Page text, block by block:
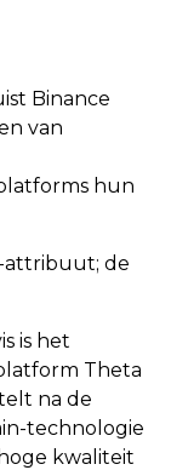
Binance
van
hun
is het
Theta
na de
technologie
kwaliteit